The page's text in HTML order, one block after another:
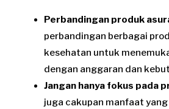
Perbandingan produk
perbandingan berbagai
kesehatan untuk
dengan anggaran dan
Jangan hanya fokus pada
juga cakupan manfaat